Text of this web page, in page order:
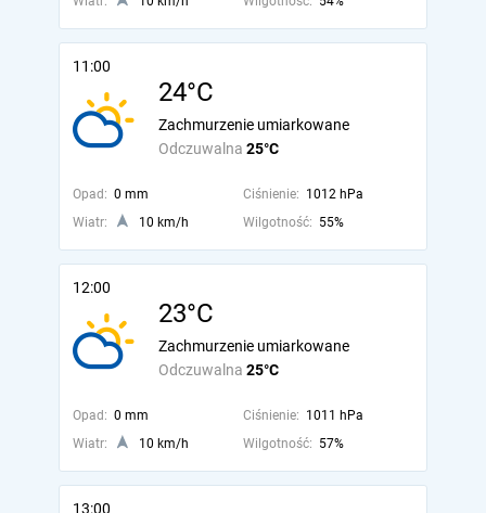
11:00
24°C
Odczuwalna 25°C
Zachmurzenie umiarkowane
Opad: 0 mm Ciśnienie: 1012 hPa
Wiatr:
10 km/h Wilgotność: 55%
12:00
23°C
Odczuwalna 25°C
Zachmurzenie umiarkowane
Opad: 0 mm Ciśnienie: 1011 hPa
Wiatr:
10 km/h Wilgotność: 57%
13:00